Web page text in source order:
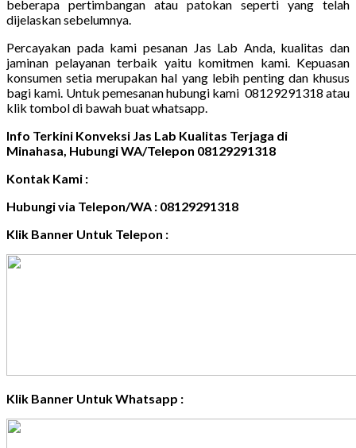
beberapa pertimbangan atau patokan seperti yang telah
dijelaskan sebelumnya.
Percayakan pada kami pesanan Jas Lab Anda, kualitas dan
jaminan pelayanan terbaik yaitu komitmen kami. Kepuasan
konsumen setia merupakan hal yang lebih penting dan khusus
bagi kami. Untuk pemesanan hubungi kami 08129291318 atau
klik tombol di bawah buat whatsapp.
Info Terkini Konveksi Jas Lab Kualitas Terjaga di
Minahasa, Hubungi WA/Telepon 08129291318
Kontak Kami :
Hubungi via Telepon/WA : 08129291318
Klik Banner Untuk Telepon :
Klik Banner Untuk Whatsapp :